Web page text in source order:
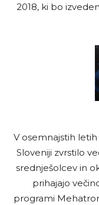
2018, ki bo
V osemnajstih
Sloveniji zvrstilo
srednješolcev in
prihajajo
programi